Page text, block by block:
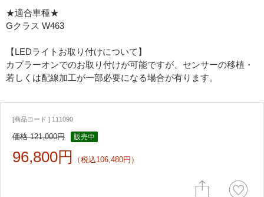
★適合車種★
Gクラス W463
【LEDライトお取り付けについて】
カプラーオンでのお取り付けが可能ですが、センサーの移植・
若しくは配線加工が一部必要になる場合が有ります。
[商品コード ] 111090
価格 121,000円 販売中
96,800円 （税込106,480円）